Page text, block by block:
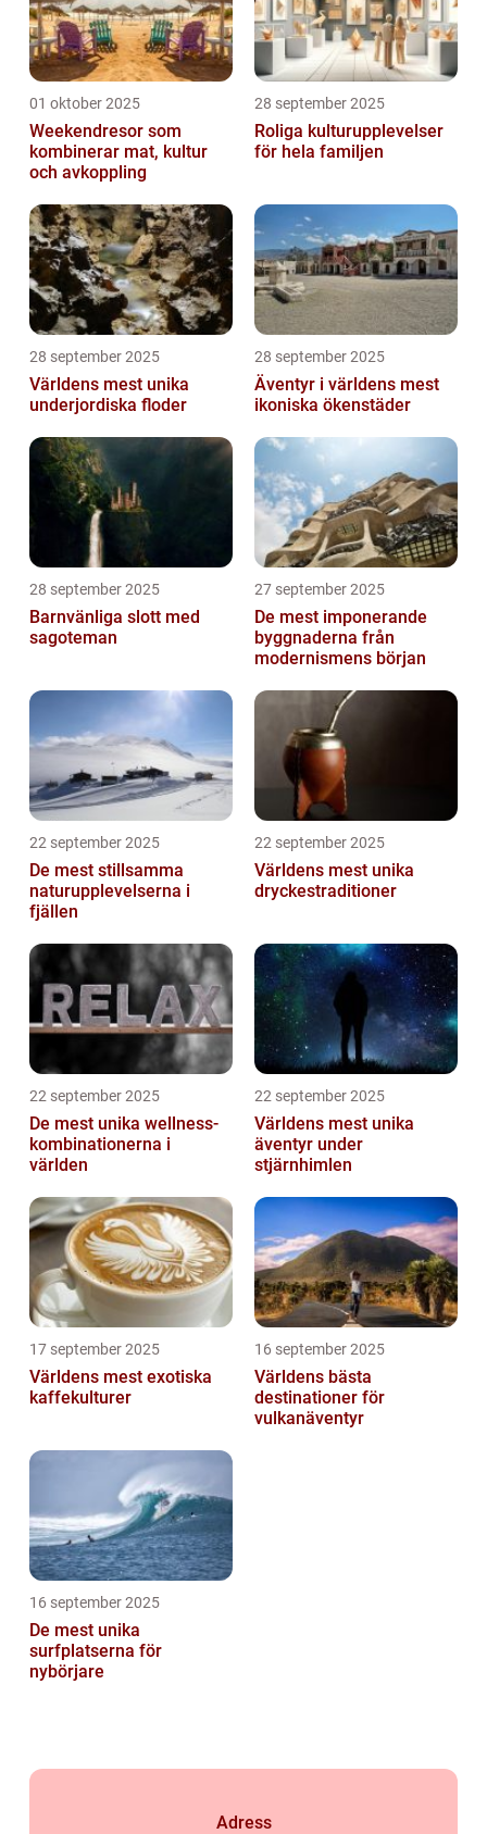
01 oktober 2025
Weekendresor som
kombinerar mat, kultur
och avkoppling
28 september 2025
Roliga kulturupplevelser
för hela familjen
28 september 2025
Världens mest unika
underjordiska floder
28 september 2025
Äventyr i världens mest
ikoniska ökenstäder
28 september 2025
Barnvänliga slott med
sagoteman
27 september 2025
De mest imponerande
byggnaderna från
modernismens början
22 september 2025
De mest stillsamma
naturupplevelserna i
fjällen
22 september 2025
Världens mest unika
dryckestraditioner
22 september 2025
De mest unika wellness-
kombinationerna i
världen
22 september 2025
Världens mest unika
äventyr under
stjärnhimlen
17 september 2025
Världens mest exotiska
kaffekulturer
16 september 2025
Världens bästa
destinationer för
vulkanäventyr
16 september 2025
De mest unika
surfplatserna för
nybörjare
Adress